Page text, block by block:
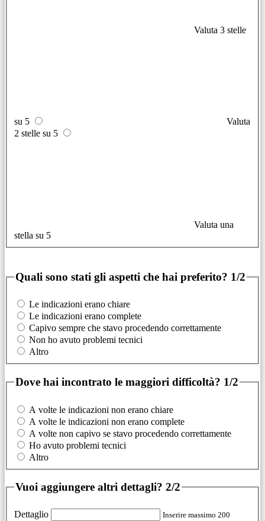
Valuta 3 stelle
su 5
Valuta
2 stelle su 5
Valuta una
stella su 5
Quali sono stati gli aspetti che hai preferito? 1/2
Le indicazioni erano chiare
Le indicazioni erano complete
Capivo sempre che stavo procedendo correttamente
Non ho avuto problemi tecnici
Altro
Dove hai incontrato le maggiori difficoltà? 1/2
A volte le indicazioni non erano chiare
A volte le indicazioni non erano complete
A volte non capivo se stavo procedendo correttamente
Ho avuto problemi tecnici
Altro
Vuoi aggiungere altri dettagli? 2/2
Dettaglio
Inserire massimo 200